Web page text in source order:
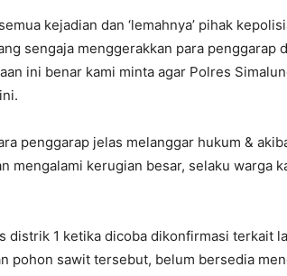
kejadian dan ‘lemahnya’ pihak
sengaja menggerakkan para penggarap
ini benar kami minta agar Polres
penggarap jelas melanggar hukum &
mengalami kerugian besar, selaku warga
distrik 1 ketika dicoba dikonfirmasi terkait
pohon sawit tersebut, belum bersedia